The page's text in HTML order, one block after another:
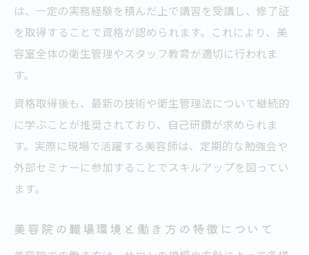
美容室の現場で評価される人材になる方法
は、一定の実務経験を積んだ上で講習を受講し、修了証
を取得することで資格が認められます。これにより、美
容室全体の衛生管理やスタッフ教育が適切に行われま
す。
資格取得後も、最新の技術や衛生管理法について継続的
に学ぶことが推奨されており、自己研鑽が求められま
す。実際に現場で活躍する美容師は、定期的な勉強会や
外部セミナーに参加することでスキルアップを図ってい
ます。
美容院の職場環境と働き方の特徴について